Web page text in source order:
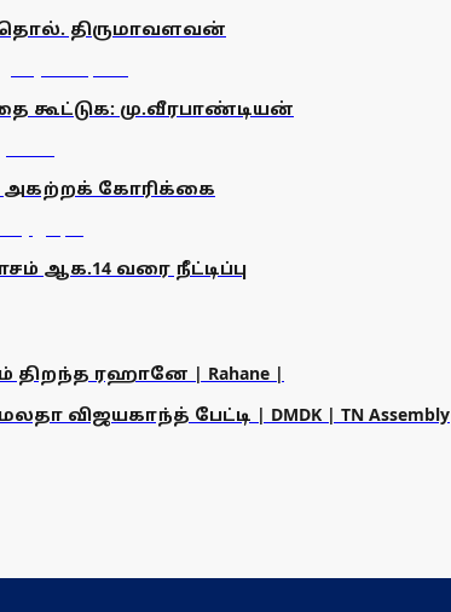
தொல். திருமாவளவன்
கூட்டுக: மு.வீரபாண்டியன்
அகற்றக் கோரிக்கை
ஆக.14 வரை நீட்டிப்பு
ரஹானே | Rahane |
விஜயகாந்த் பேட்டி | DMDK | TN Assembly